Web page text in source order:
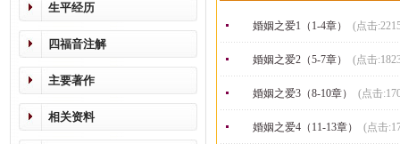
生平经历
四福音注解
主要著作
相关资料
婚姻之爱1（1-4章） (点击
婚姻之爱2（5-7章） (点击
婚姻之爱3（8-10章） (点击
婚姻之爱4（11-13章） (点击